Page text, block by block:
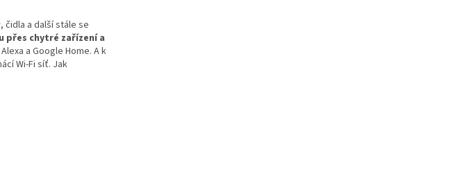
čidla a další stále se
přes chytré zařízení a
a Google Home. A k
Wi-Fi síť. Jak